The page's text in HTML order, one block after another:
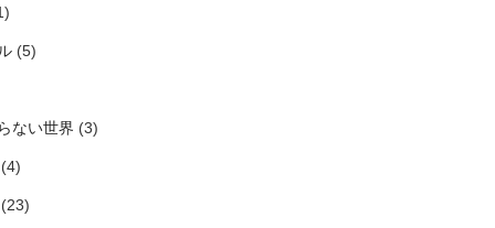
(5)
ない世界 (3)
(4)
(23)